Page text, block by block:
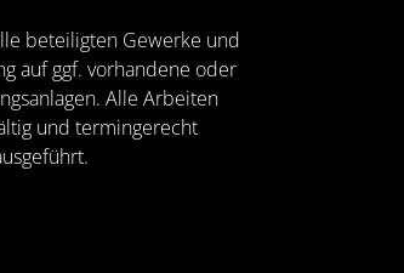
beteiligten Gewerke und
auf ggf. vorhandene oder
Alle Arbeiten
und termingerecht